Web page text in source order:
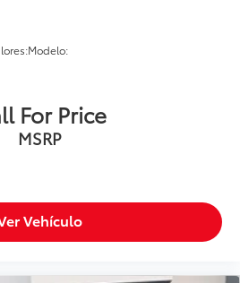
Modelo:
For Price
MSRP
Vehículo